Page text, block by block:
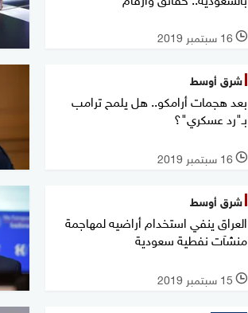
l 16 سبتمبر 2019
شرق أوسط
بعد هجمات أرامكو.. هل يلمح ترامب
بـ"رد عسكري"؟
l 16 سبتمبر 2019
شرق أوسط
العراق ينفي استخدام أراضيه لمهاجمة
منشآت نفطية سعودية
l 15 سبتمبر 2019